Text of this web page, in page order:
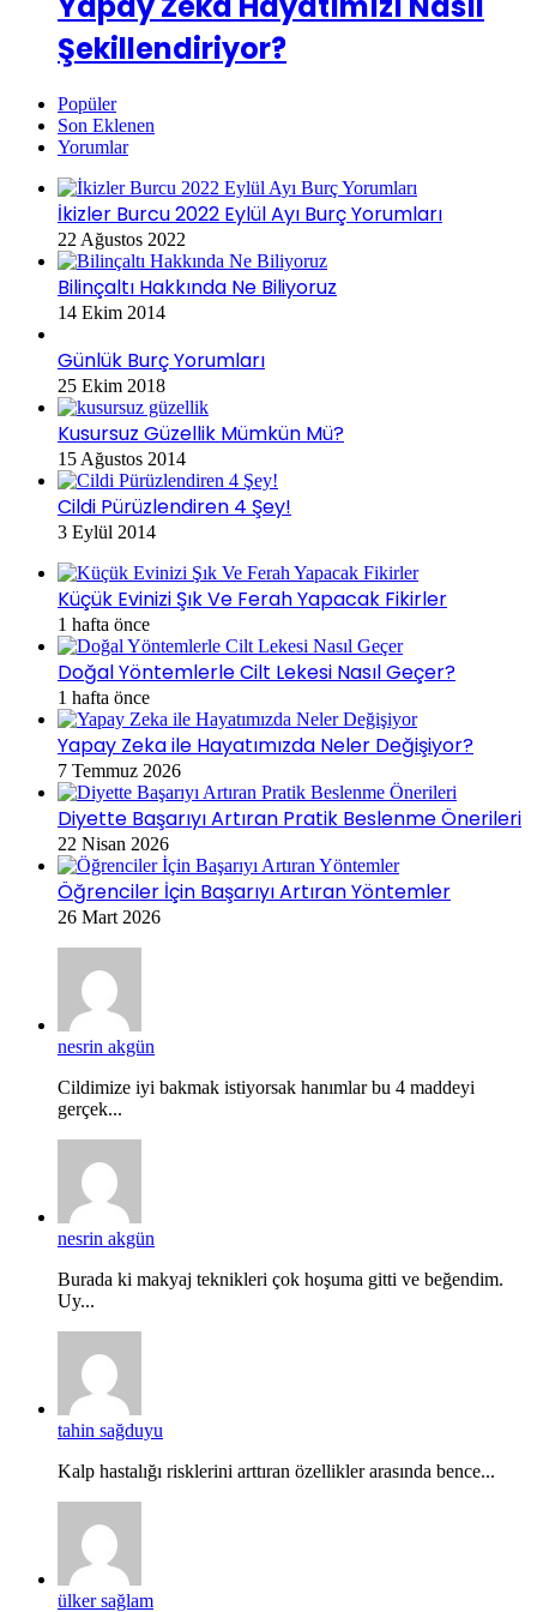
Şekillendiriyor?
Popüler
Son Eklenen
Yorumlar
İkizler Burcu 2022 Eylül Ayı Burç Yorumları
22 Ağustos 2022
Bilinçaltı Hakkında Ne Biliyoruz
14 Ekim 2014
Günlük Burç Yorumları
25 Ekim 2018
Kusursuz Güzellik Mümkün Mü?
15 Ağustos 2014
Cildi Pürüzlendiren 4 Şey!
3 Eylül 2014
Küçük Evinizi Şık Ve Ferah Yapacak Fikirler
1 hafta önce
Doğal Yöntemlerle Cilt Lekesi Nasıl Geçer?
1 hafta önce
Yapay Zeka ile Hayatımızda Neler Değişiyor?
7 Temmuz 2026
Diyette Başarıyı Artıran Pratik Beslenme Önerileri
22 Nisan 2026
Öğrenciler İçin Başarıyı Artıran Yöntemler
26 Mart 2026
nesrin akgün
Cildimize iyi bakmak istiyorsak hanımlar bu 4 maddeyi
gerçek...
nesrin akgün
Burada ki makyaj teknikleri çok hoşuma gitti ve beğendim.
Uy...
tahin sağduyu
Kalp hastalığı risklerini arttıran özellikler arasında bence...
ülker sağlam